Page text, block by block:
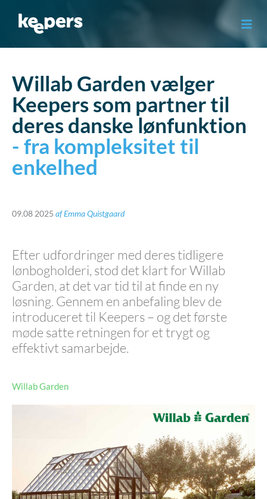
indholdet
Willab Garden vælger
Keepers som partner til
deres danske lønfunktion
- fra kompleksitet til
enkelhed
09.08 2025 afEmma Quistgaard
Efter udfordringer med deres tidligere
lønbogholderi, stod det klart for Willab
Garden, at det var tid til at finde en ny
løsning. Gennem en anbefaling blev de
introduceret til Keepers – og det første
møde satte retningen for et trygt og
effektivt samarbejde.
Willab Garden